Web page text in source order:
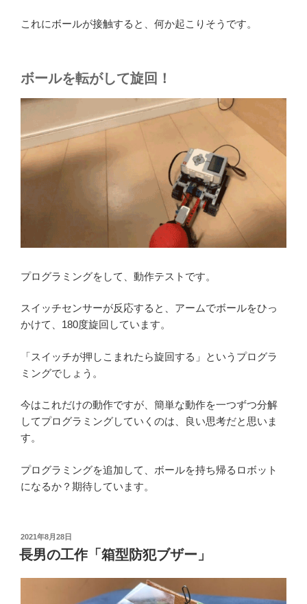
これにボールが接触すると、何か起こりそうです。
ボールを転がして旋回！
プログラミングをして、動作テストです。
スイッチセンサーが反応すると、アームでボールをひっ
かけて、180度旋回しています。
「スイッチが押しこまれたら旋回する」というプログラ
ミングでしょう。
今はこれだけの動作ですが、簡単な動作を一つずつ分解
してプログラミングしていくのは、良い思考だと思いま
す。
プログラミングを追加して、ボールを持ち帰るロボット
になるか？期待しています。
投
稿
日:
2021年8月28日
長男の工作「箱型防犯ブザー」